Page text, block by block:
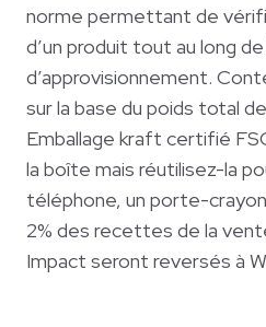
norme permettant de
d’un produit tout au long de
d’approvisionnement.
sur la base du poids total
Emballage kraft certifié
la boîte mais réutilisez-la
téléphone, un porte-
2% des recettes de la
Impact seront reversés à